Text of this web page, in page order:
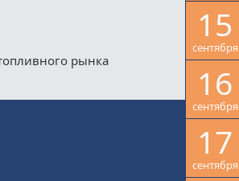
рынка
15
сентября
16
сентября
17
сентября